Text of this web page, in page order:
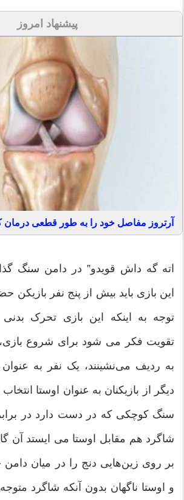
پیشنهاد امروز
آرتروز مفاصل خود را به طور قطعی درمان
اته گه داش قویدو” در دامن سنگ
این بازی باید بیش از پنج نفر بازیکن
توجه به اینکه این بازی تحرک
تقویت فکر می شود برای شروع بازی،
به ردیف می‌نشینند، یک نفر به
دیگر از بازیکنان به عنوان اوستا
سنگ کوچکی که در دست دارد در
شاگرد هم مقابل اوستا می ایستد آن
بر روی زین‌هایی دنج را در میان
و اوستا ناگهان بدون آنکه شاگرد